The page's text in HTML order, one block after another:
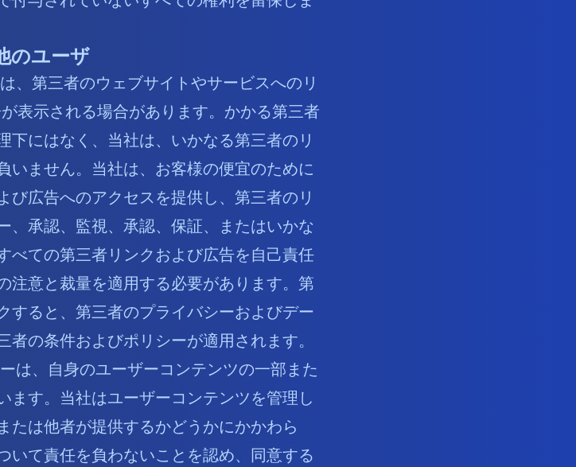
のユーザ
、第三者のウェブサイトやサービスへのリ
表示される場合があります。かかる第三者
下にはなく、当社は、いかなる第三者のリ
いません。当社は、お客様の便宜のために
び広告へのアクセスを提供し、第三者のリ
、承認、監視、承認、保証、またはいかな
べての第三者リンクおよび広告を自己責任
注意と裁量を適用する必要があります。第
すると、第三者のプライバシーおよびデー
の条件およびポリシーが適用されます。
は、自身のユーザーコンテンツの一部また
ます。当社はユーザーコンテンツを管理し
たは他者が提供するかどうかにかかわら
いて責任を負わないことを認め、同意する